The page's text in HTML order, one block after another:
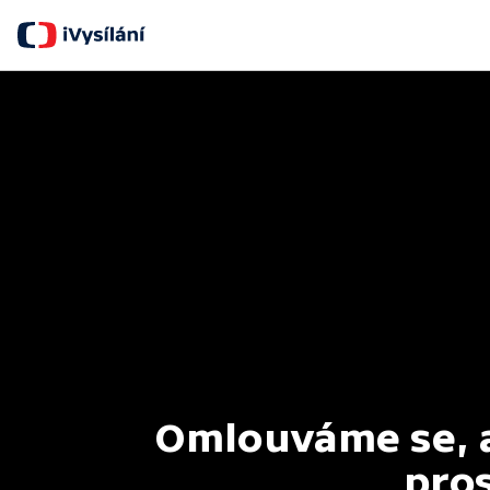
Omlouváme se,